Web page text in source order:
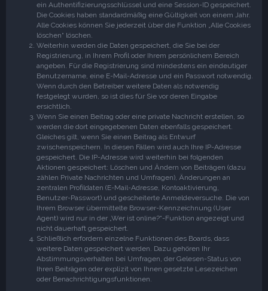
ein Authentifizierungsschlüssel und eine Session-ID gespeichert.
Die Cookies haben standardmäßig eine Gültigkeit von einem Jahr.
Alle Cookies können Sie jederzeit über die Funktion „Alle Cookies
löschen“ löschen.
Weiterhin werden die Daten gespeichert, die Sie bei der
Registrierung, in Ihrem Profil oder Ihrem persönlichem Bereich
angeben. Für die Registrierung sind mindestens ein eindeutiger
Benutzername, eine E-Mail-Adresse und ein Passwort notwendig.
Wenn durch den Betreiber weitere Daten als notwendig
festgelegt wurden, so ist dies für Sie vor deren Eingabe
ersichtlich.
Wenn Sie einen Beitrag oder eine private Nachricht erstellen, so
werden die dort eingegebenen Daten ebenfalls gespeichert.
Gleiches gilt, wenn Sie einen Beitrag als Entwurf
zwischenspeichern. In diesen Fällen wird auch Ihre IP-Adresse
gespeichert. Die IP-Adresse wird weiterhin bei folgenden
Aktionen gespeichert: Löschen und Ändern von Beiträgen (dazu
zählen Private Nachrichten und Umfragen), Änderungen an
zentralen Profildaten (E-Mail-Adresse, Kontoaktivierung,
Benutzer-Passwort) und gescheiterte Anmeldeversuche. Die von
Ihrem Browser übermittelte Browser-Kennzeichnung (User
Agent) wird nur in der „Wer ist online?“-Funktion angezeigt und
nicht dauerhaft gespeichert.
Schließlich erfordern einzelne Funktionen des Boards, dass
weitere Daten gespeichert werden. Dazu gehören Ihr
Abstimmungsverhalten bei Umfragen, der Gelesen-Status von
Ihren Beiträgen oder explizit von Ihnen gesetzte Lesezeichen
oder Benachrichtigungsfunktionen.